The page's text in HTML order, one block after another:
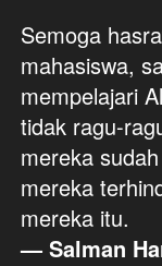
Semoga
mahasiswa,
mempelajari
tidak ragu-
mereka
mereka
mereka itu.
— Salman